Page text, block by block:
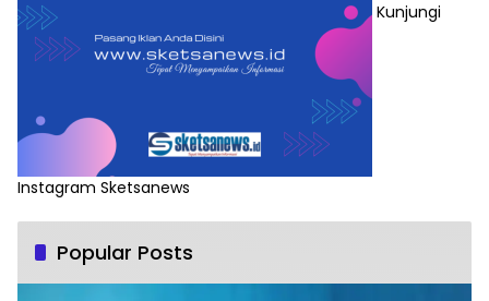
Kunjungi
Instagram Sketsanews
Popular Posts